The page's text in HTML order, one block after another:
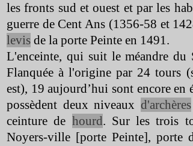
les fronts sud et ouest et par les
guerre de Cent Ans (1356-58 et
levis de la porte Peinte en 1491.
L'enceinte, qui suit le méandre du
Flanquée à l'origine par 24 tours
est), 19 aujourd’hui sont encore
possèdent deux niveaux d'archères
ceinture de hourd. Sur les trois
Noyers-ville [porte Peinte], porte